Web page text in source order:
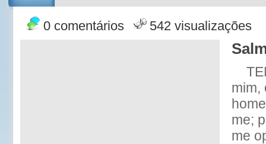
0 comentários 542 visualizações
mim,
me;
me